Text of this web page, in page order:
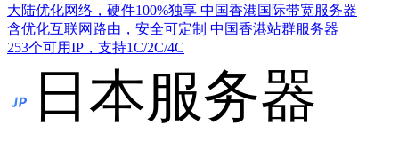
大陆优化网络，硬件100%独享 中国香港国际带宽服务器
含优化互联网路由，安全可定制 中国香港站群服务器
253个可用IP，支持1C/2C/4C
日本服务器